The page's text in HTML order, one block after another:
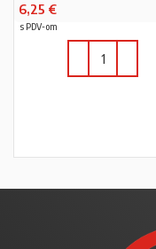
6,25 €
s PDV-om